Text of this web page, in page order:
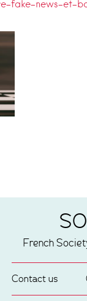
fake-news-et-
French
Contact us